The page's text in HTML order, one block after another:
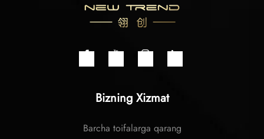
Bizning Xizmat
Barcha toifalarga qarang